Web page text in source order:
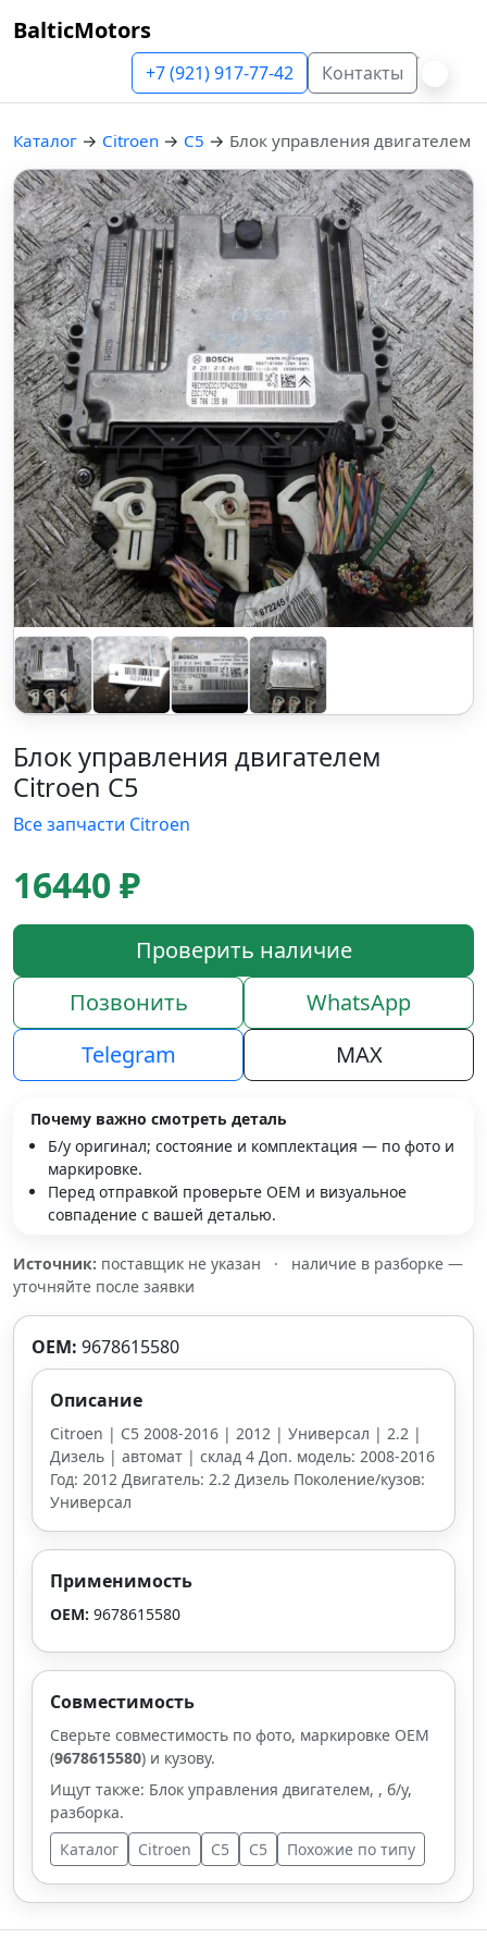
BalticMotors
+7 (921) 917-77-42 Контакты
Каталог → Citroen → C5 → Блок управления двигателем
Блок управления двигателем
Citroen C5
Все запчасти Citroen
16440 ₽
Проверить наличие
Позвонить
WhatsApp
Telegram
MAX
Почему важно смотреть деталь
Б/у оригинал; состояние и комплектация — по фото и
маркировке.
Перед отправкой проверьте OEM и визуальное
совпадение с вашей деталью.
Источник: поставщик не указан ·
наличие в разборке —
уточняйте после заявки
OEM: 9678615580
Описание
Citroen | C5 2008-2016 | 2012 | Универсал | 2.2 |
Дизель | автомат | склад 4 Доп. модель: 2008-2016
Год: 2012 Двигатель: 2.2 Дизель Поколение/кузов:
Универсал
Применимость
OEM: 9678615580
Совместимость
Сверьте совместимость по фото, маркировке OEM
(9678615580) и кузову.
Ищут также: Блок управления двигателем, , б/у,
разборка.
Каталог
Citroen C5 C5 Похожие по типу